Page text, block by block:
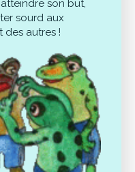
son but,
sourd aux
des autres !